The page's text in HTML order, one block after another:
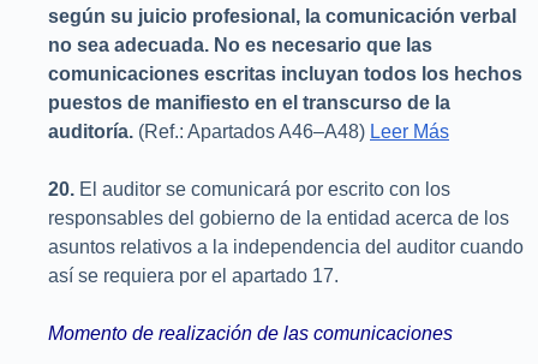
según su juicio profesional, la comunicación verbal
no sea adecuada. No es necesario que las
comunicaciones escritas incluyan todos los hechos
puestos de manifiesto en el transcurso de la
auditoría. (Ref.: Apartados A46–A48) Leer Más
20. El auditor se comunicará por escrito con los
responsables del gobierno de la entidad acerca de los
asuntos relativos a la independencia del auditor cuando
así se requiera por el apartado 17.
Momento de realización de las comunicaciones